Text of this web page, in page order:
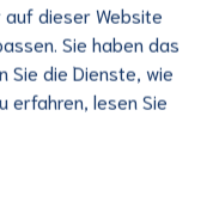
Website zu
anderen
auf dieser Website
Sie haben das
Sie die Dienste, wie
erfahren, lesen Sie